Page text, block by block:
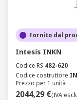
Fornito dal
Intesis INKN
Codice RS 482-620
Codice costruttore
Prezzo per 1 unità
2044,29 €(IVA